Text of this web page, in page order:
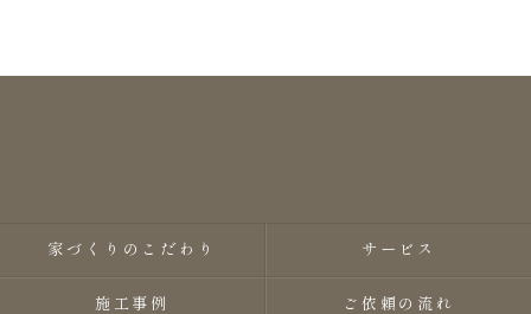
家づくりのこだわり サービス
施工事例 ご依頼の流れ